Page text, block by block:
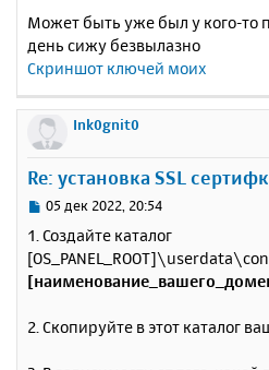
Может быть уже был у кого-то
день сижу безвылазно
Скриншот ключей моих
Ink0gnit0
Re: установка SSL
С
о
б
щ
н
05 дек 2022, 20:54
1. Создайте каталог
2. Скопируйте в этот каталог